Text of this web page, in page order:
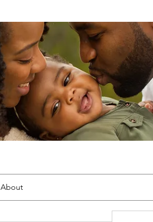
About